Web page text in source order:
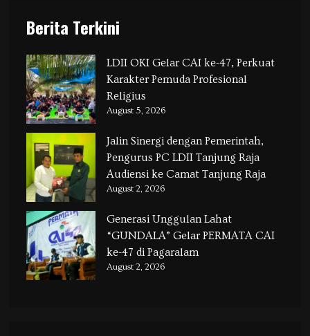
Berita Terkini
LDII OKI Gelar CAI ke-47, Perkuat
Karakter Pemuda Profesional
Religius
August 5, 2026
Jalin Sinergi dengan Pemerintah,
Pengurus PC LDII Tanjung Raja
Audiensi ke Camat Tanjung Raja
August 2, 2026
Generasi Unggulan Lahat
“GUNDALA” Gelar PERMATA CAI
ke-47 di Pagaralam
August 2, 2026